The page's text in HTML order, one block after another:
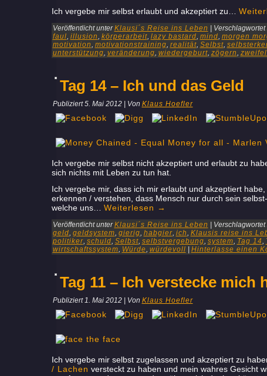
Ich vergebe mir selbst erlaubt und akzeptiert zu…
Veröffentlicht unter Klausi´s Reise ins Leben Verschlagwortet
faul, illusion, körperarbeit, lazy bastard, mind, morgen
motivation, motivationstraining, realität, Selbst,
unterstützung, veränderung, wiedergeburt, zögern,
Tag 14 – Ich und das Geld
Publiziert 5. Mai 2012| Von Klaus Hoefler
Ich vergebe mir selbst nicht akzeptiert und erlaubt zu
sich nichts mit Leben zu tun hat.
Ich vergebe mir, dass ich mir erlaubt und akzeptiert habe,
erkennen / verstehen, dass Mensch nur durch sein
welche uns… Weiterlesen →
Veröffentlicht unter Klausi´s Reise ins Leben Verschlagwortet
geld, geldsystem, gierig, habgier, ich, Klausis reise ins
politiker, schuld, Selbst, selbstvergebung, system, Tag 14,
wirtschaftssystem, Würde, würdevoll Hinterlasse einen
Tag 11 – Ich verstecke mich
Publiziert 1. Mai 2012| Von Klaus Hoefler
Ich vergebe mir selbst zugelassen und akzeptiert zu
/ Lachen versteckt zu haben und mein wahres Gesicht